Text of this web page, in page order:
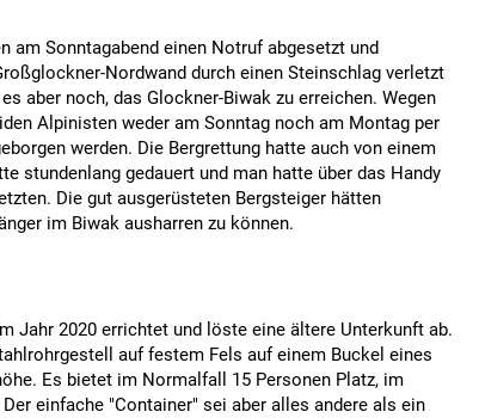
am Sonntagabend einen Notruf abgesetzt und
Nordwand durch einen Steinschlag verletzt
aber noch, das Glockner-Biwak zu erreichen. Wegen
Alpinisten weder am Sonntag noch am Montag per
werden. Die Bergrettung hatte auch von einem
stundenlang gedauert und man hatte über das Handy
Die gut ausgerüsteten Bergsteiger hätten
im Biwak ausharren zu können.
Jahr 2020 errichtet und löste eine ältere Unterkunft ab.
auf festem Fels auf einem Buckel eines
Es bietet im Normalfall 15 Personen Platz, im
einfache "Container" sei aber alles andere als ein